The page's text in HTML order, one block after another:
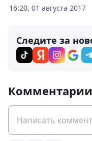
16:20, 01 августа 2017
Следите за
Комментарии